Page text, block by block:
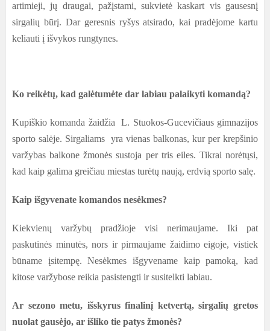
artimieji, jų draugai, pažįstami, sukvietė kaskart vis gausesnį
sirgalių būrį. Dar geresnis ryšys atsirado, kai pradėjome kartu
keliauti į išvykos rungtynes.
Ko reikėtų, kad galėtumėte dar labiau palaikyti komandą?
Kupiškio komanda žaidžia L. Stuokos-Gucevičiaus gimnazijos
sporto salėje. Sirgaliams yra vienas balkonas, kur per krepšinio
varžybas balkone žmonės sustoja per tris eiles. Tikrai norėtųsi,
kad kaip galima greičiau miestas turėtų naują, erdvią sporto salę.
Kaip išgyvenate komandos nesėkmes?
Kiekvienų varžybų pradžioje visi nerimaujame. Iki pat
paskutinės minutės, nors ir pirmaujame žaidimo eigoje, vistiek
būname įsitempę. Nesėkmes išgyvename kaip pamoką, kad
kitose varžybose reikia pasistengti ir susitelkti labiau.
Ar sezono metu, išskyrus finalinį ketvertą, sirgalių gretos
nuolat gausėjo, ar išliko tie patys žmonės?